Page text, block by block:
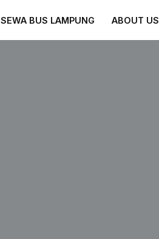
SEWA BUS LAMPUNG ABOUT US